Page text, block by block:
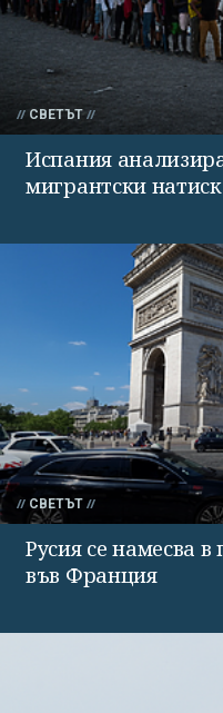
СВЕТЪТ
Испания
мигрантски
СВЕТЪТ
Русия се намесва
във Франция